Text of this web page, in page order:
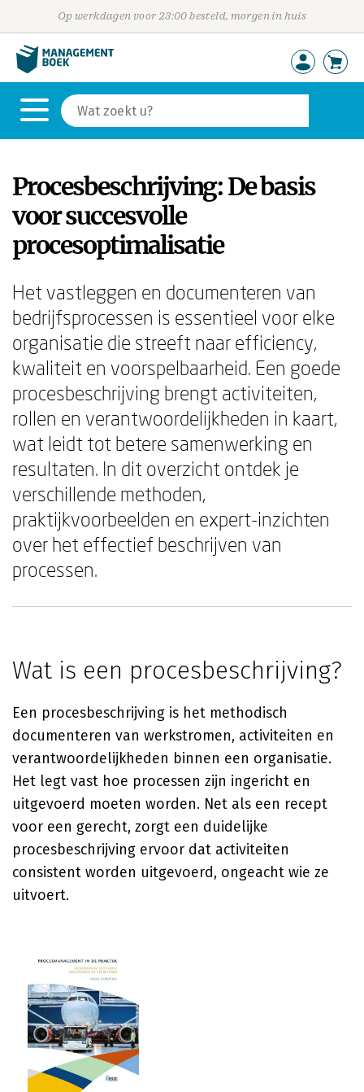
Op werkdagen voor 23:00 besteld, morgen in huis
Procesbeschrijving: De basis
voor succesvolle
procesoptimalisatie
Het vastleggen en documenteren van
bedrijfsprocessen is essentieel voor elke
organisatie die streeft naar efficiency,
kwaliteit en voorspelbaarheid. Een goede
procesbeschrijving brengt activiteiten,
rollen en verantwoordelijkheden in kaart,
wat leidt tot betere samenwerking en
resultaten. In dit overzicht ontdek je
verschillende methoden,
praktijkvoorbeelden en expert-inzichten
over het effectief beschrijven van
processen.
Wat is een procesbeschrijving?
Een procesbeschrijving is het methodisch
documenteren van werkstromen, activiteiten en
verantwoordelijkheden binnen een organisatie.
Het legt vast hoe processen zijn ingericht en
uitgevoerd moeten worden. Net als een recept
voor een gerecht, zorgt een duidelijke
procesbeschrijving ervoor dat activiteiten
consistent worden uitgevoerd, ongeacht wie ze
uitvoert.